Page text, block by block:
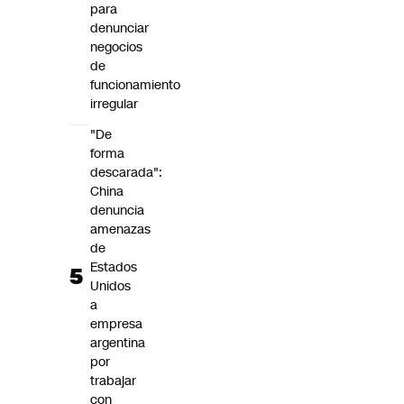
para
denunciar
negocios
de
funcionamiento
irregular
"De
forma
descarada":
China
denuncia
amenazas
de
Estados
Unidos
a
empresa
argentina
por
trabajar
con